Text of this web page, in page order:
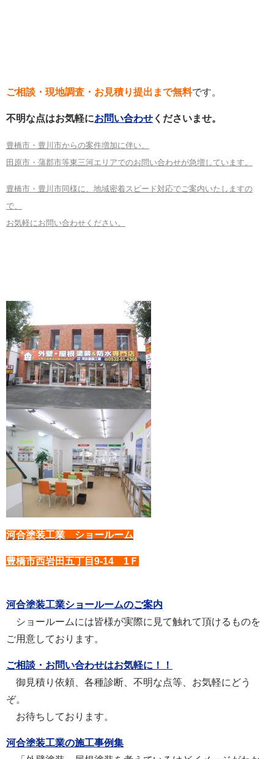
ご相談・現地調査・お見積り提出まで無料です。
不明な点はお気軽にお問い合わせ くださいませ。
豊橋市・豊川市からの案件増加に伴い、
田原市・蒲郡市等東三河エリアでのお問い合わせが急増しています。
豊橋市・豊川市同様に、地域密着スピード対応でご案内いたしますの
で、
お気軽にお問い合わせください。
河合塗装工業 ショールーム
豊橋市西岩田五丁目9-14 1Ｆ
河合塗装工業ショールームのご案内
ショールームには皆様が実際に見て触れて頂けるものを
ご用意しております。
ご相談・お問い合わせはお気軽に！！
御見積り依頼、各種診断、不明な点等、お気軽にどう
ぞ。
お待ちしております。
河合塗装工業の施工事例集